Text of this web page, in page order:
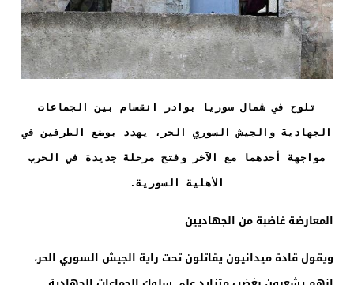
تلوح في شمال سوريا بوادر انقسام بين الجماعات
الجهادية والجيش السوري الحر، يهدد بوضع الطرفين في
مواجهة أحدهما مع الآخر وفتح مرحلة جديدة في الحرب
الأهلية السورية.
المعارضة غاضبة من الجهاديين
ويقول قادة ميدانيون يقاتلون تحت راية الجيش السوري الحر،